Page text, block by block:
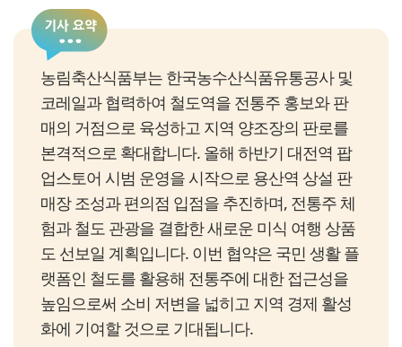
농림축산식품부는 한국농수산식품유통공사 및
코레일과 협력하여 철도역을 전통주 홍보와 판
매의 거점으로 육성하고 지역 양조장의 판로를
본격적으로 확대합니다. 올해 하반기 대전역 팝
업스토어 시범 운영을 시작으로 용산역 상설 판
매장 조성과 편의점 입점을 추진하며, 전통주 체
험과 철도 관광을 결합한 새로운 미식 여행 상품
도 선보일 계획입니다. 이번 협약은 국민 생활 플
랫폼인 철도를 활용해 전통주에 대한 접근성을
높임으로써 소비 저변을 넓히고 지역 경제 활성
화에 기여할 것으로 기대됩니다.